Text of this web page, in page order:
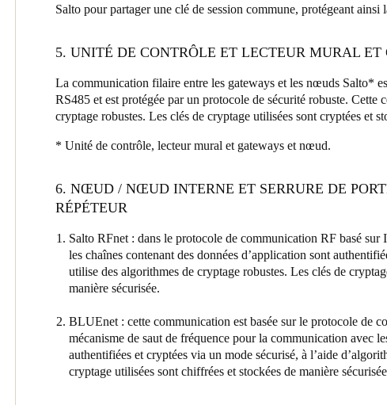
Salto pour partager une clé de session commune, protégeant ainsi
5. UNITÉ DE CONTRÔLE ET LECTEUR MURAL
La communication filaire entre les gateways et les nœuds Salto*
RS485 et est protégée par un protocole de sécurité robuste. Cette
cryptage robustes. Les clés de cryptage utilisées sont cryptées et
* Unité de contrôle, lecteur mural et gateways et nœud.
6. NŒUD / NŒUD INTERNE ET SERRURE DE
RÉPÉTEUR
Salto RFnet : dans le protocole de communication RF basé
les chaînes contenant des données d’application sont
utilise des algorithmes de cryptage robustes. Les clés de
manière sécurisée.
BLUEnet : cette communication est basée sur le protocole de
mécanisme de saut de fréquence pour la communication avec
authentifiées et cryptées via un mode sécurisé, à l’aide
cryptage utilisées sont chiffrées et stockées de manière